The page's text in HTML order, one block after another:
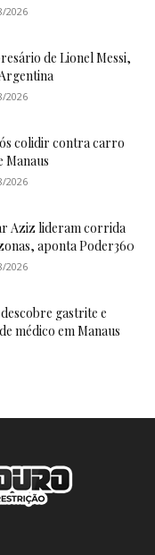
2026
de Lionel Messi,
2026
colidir contra carro
Manaus
2026
Aziz lideram corrida
aponta Poder360
2026
gastrite e
médico em Manaus